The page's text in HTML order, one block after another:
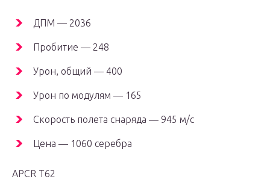
ДПМ — 2036
Пробитие — 248
Урон, общий — 400
Урон по модулям — 165
Скорость полета снаряда — 945 м/с
Цена — 1060 серебра
APCR T62